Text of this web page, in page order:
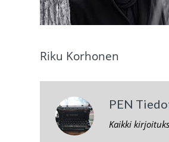
Riku Korhonen
PEN
Kaikki